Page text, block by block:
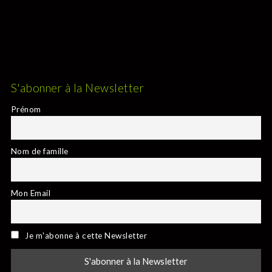
S'abonner à la Newsletter
Prénom
Nom de famille
Mon Email
Je m'abonne à cette Newsletter